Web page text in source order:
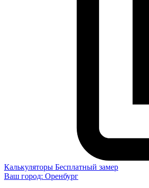
Калькуляторы Бесплатный замер
Ваш город: Оренбург